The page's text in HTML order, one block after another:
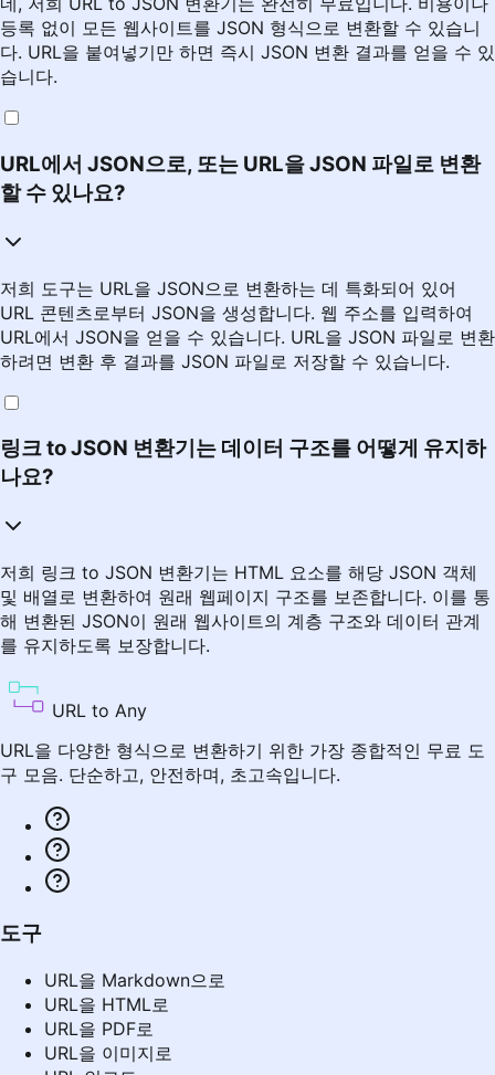
등록 없이 모든 웹사이트를 JSON 형식으로 변환할 수 있습니
다. URL을 붙여넣기만 하면 즉시 JSON 변환 결과를 얻을 수 있
습니다.
URL에서 JSON으로, 또는 URL을 JSON 파일로 변환
할 수 있나요?
저희 도구는 URL을 JSON으로 변환하는 데 특화되어 있어
URL 콘텐츠로부터 JSON을 생성합니다. 웹 주소를 입력하여
URL에서 JSON을 얻을 수 있습니다. URL을 JSON 파일로 변환
하려면 변환 후 결과를 JSON 파일로 저장할 수 있습니다.
링크 to JSON 변환기는 데이터 구조를 어떻게 유지하
나요?
저희 링크 to JSON 변환기는 HTML 요소를 해당 JSON 객체
및 배열로 변환하여 원래 웹페이지 구조를 보존합니다. 이를 통
해 변환된 JSON이 원래 웹사이트의 계층 구조와 데이터 관계
를 유지하도록 보장합니다.
URL to Any
URL을 다양한 형식으로 변환하기 위한 가장 종합적인 무료 도
구 모음. 단순하고, 안전하며, 초고속입니다.
도구
URL을 Markdown으로
URL을 HTML로
URL을 PDF로
URL을 이미지로